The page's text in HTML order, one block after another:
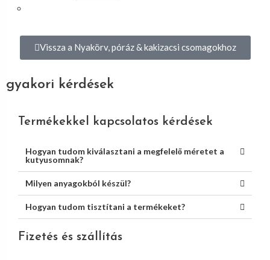
Vissza a Nyakörv, póráz & kakizacsi csomagokhoz
gyakori kérdések
Termékekkel kapcsolatos kérdések
Hogyan tudom kiválasztani a megfelelő méretet a
kutyusomnak?
Milyen anyagokból készül?
Hogyan tudom tisztítani a termékeket?
Fizetés és szállítás